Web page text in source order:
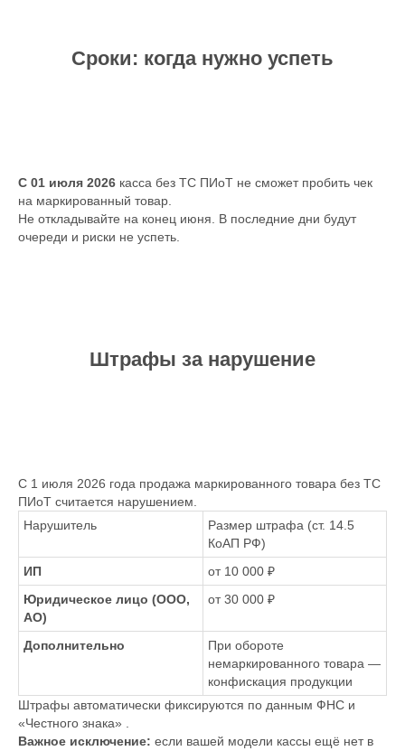
Сроки: когда нужно успеть
С 01 июля 2026 касса без ТС ПИоТ не сможет пробить чек
на маркированный товар.
Не откладывайте на конец июня. В последние дни будут
очереди и риски не успеть.
Штрафы за нарушение
С 1 июля 2026 года продажа маркированного товара без ТС
ПИоТ считается нарушением.
Нарушитель
Размер штрафа (ст. 14.5
КоАП РФ)
ИП
от 10 000 ₽
Юридическое лицо (ООО,
АО)
от 30 000 ₽
Дополнительно
При обороте
немаркированного товара —
конфискация продукции
Штрафы автоматически фиксируются по данным ФНС и
«Честного знака» .
Важное исключение: если вашей модели кассы ещё нет в